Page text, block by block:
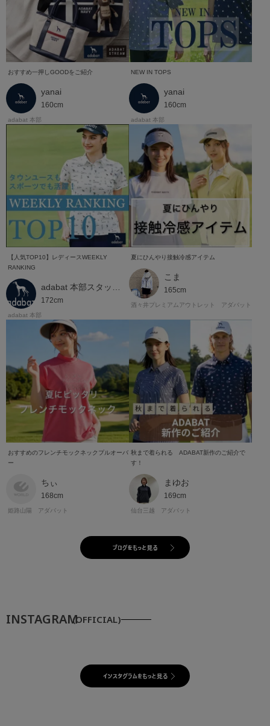
おすすめ一押しGOODをご紹介
yanai
160cm
adabat 本部
NEW IN TOPS
yanai
160cm
adabat 本部
【人気TOP10】レディースWEEKLY
RANKING
172cm
adabat 本部
夏にひんやり接触冷感アイテム
こま
165cm
酒々井プレミアムアウトレット アダバット
おすすめのフレンチモックネックプルオーバ
ー
ちぃ
168cm
姫路山陽 アダバット
秋まで着られる ADABAT新作のご紹介で
す！
まゆお
169cm
仙台三越 アダバット
INSTAGRAM(OFFICIAL)